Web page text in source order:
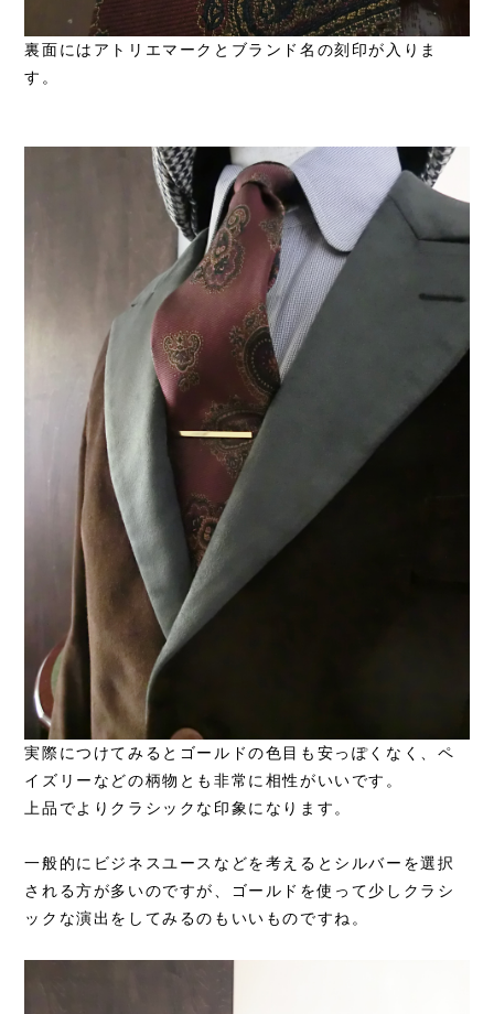
裏面にはアトリエマークとブランド名の刻印が入りま
す。
実際につけてみるとゴールドの色目も安っぽくなく、ペ
イズリーなどの柄物とも非常に相性がいいです。
上品でよりクラシックな印象になります。
一般的にビジネスユースなどを考えるとシルバーを選択
される方が多いのですが、ゴールドを使って少しクラシ
ックな演出をしてみるのもいいものですね。